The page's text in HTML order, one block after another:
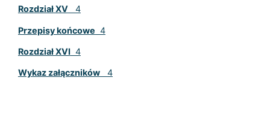
Rozdział XV4
Przepisy końcowe 4
Rozdział XVI4
Wykaz załączników4